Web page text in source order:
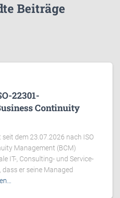
Beiträge
22301-
Continuity
seit dem 23.07.2026 nach ISO
Management (BCM)
IT-, Consulting- und Service-
er seine Managed